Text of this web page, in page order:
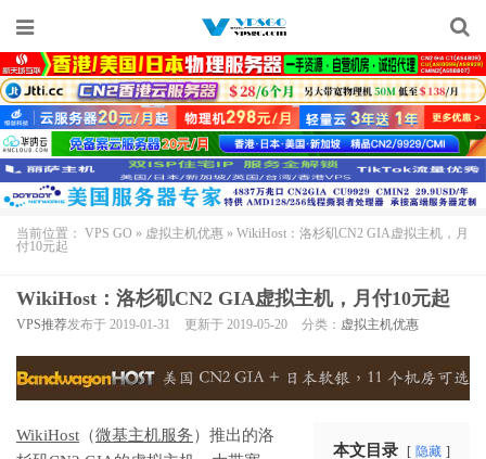
当前位置： VPS GO » 虚拟主机优惠 » WikiHost：洛杉矶CN2 GIA虚拟主机，月
付10元起
WikiHost：洛杉矶CN2 GIA虚拟主机，月付10元起
VPS推荐发布于 2019-01-31 更新于 2019-05-20 分类： 虚拟主机优惠
本文目录 隐藏
WikiHost （微基主机服务）推出的洛